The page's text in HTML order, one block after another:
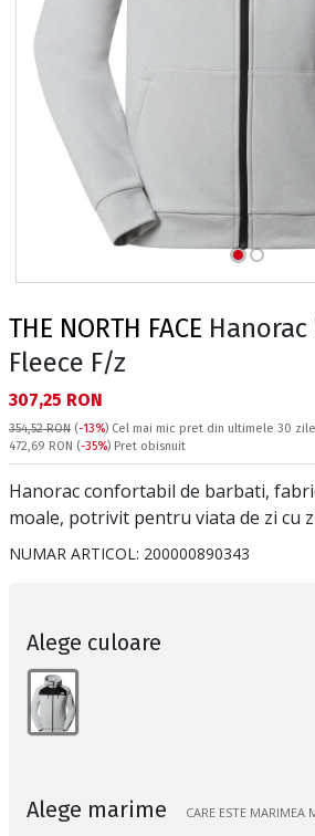
THE NORTH FACE Hanorac
Fleece F/z
Текуща цена:
307,25 RON
354,52 RON (-13%) Cel mai mic pret din ultimele 30
Pret obisnuit:
472,69 RON (-35%) Pret obisnuit
Hanorac confortabil de barbati,
moale, potrivit pentru viata de zi cu
NUMAR ARTICOL: 200000890343
Alege culoare
Alege marime CARE ESTE MARIMEA